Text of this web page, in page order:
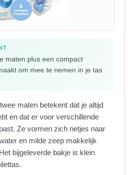
maten plus een compact
om mee te nemen in je tas
maten betekent dat je altijd
en dat er voor verschillende
Ze vormen zich netjes naar
en milde zeep makkelijk
bijgeleverde bakje is klein